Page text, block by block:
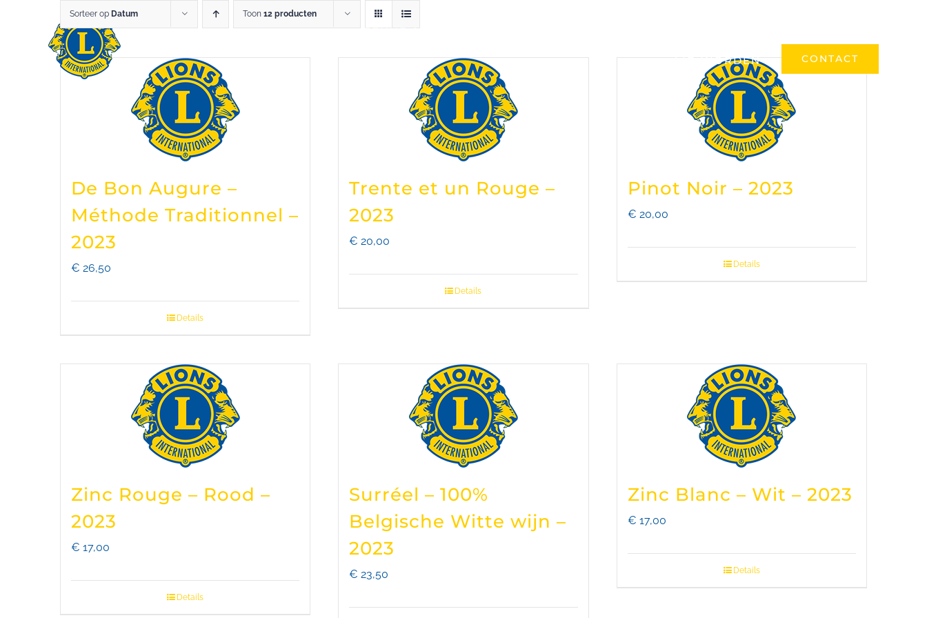
LIONS CLUB ZENNE & ZONIËN
LID WORDEN CONTACT
Sorteer op Datum Toon 12 producten
De Bon Augure –
Méthode Traditionnel –
2023
€ 26,50
Details
Trente et un Rouge –
2023
€ 20,00
Details
Pinot Noir – 2023
€ 20,00
Details
Zinc Rouge – Rood –
2023
€ 17,00
Details
Surréel – 100%
Belgische Witte wijn –
2023
€ 23,50
Zinc Blanc – Wit – 2023
€ 17,00
Details